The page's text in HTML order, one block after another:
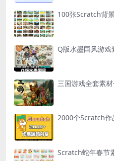
100张Scratch背
Q版水墨国风游戏
三国游戏全套素材
2000个Scratch作
Scratch蛇年春节